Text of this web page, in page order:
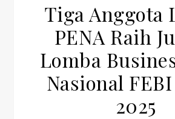
Tiga Anggota
PENA Raih
Lomba
Nasional
2025